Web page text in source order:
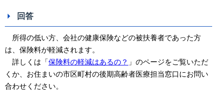
回答
所得の低い方、会社の健康保険などの被扶養者であった方
は、保険料が軽減されます。
詳しくは「保険料の軽減はあるの？ 」のページをご覧いただ
くか、お住まいの市区町村の後期高齢者医療担当窓口にお問い
合わせください。